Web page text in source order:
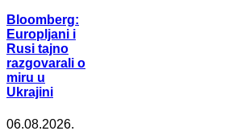
Bloomberg:
Europljani i
Rusi tajno
razgovarali o
miru u
Ukrajini
06.08.2026.